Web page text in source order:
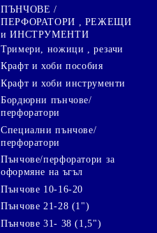
ПЪНЧОВЕ /
ПЕРФОРАТОРИ , РЕЖЕЩИ
и ИНСТРУМЕНТИ
Тримери, ножици , резачи
Крафт и хоби пособия
Крафт и хоби инструменти
Бордюрни пънчове/
перфоратори
Специални пънчове/
перфоратори
Пънчове/перфоратори за
оформяне на ъгъл
Пънчове 10-16-20
Пънчове 21-28 (1")
Пънчове 31- 38 (1,5")